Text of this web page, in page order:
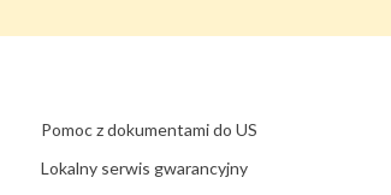
Pomoc z dokumentami do US
Lokalny serwis gwarancyjny